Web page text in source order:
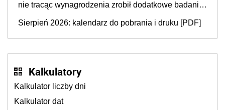
nie tracąc wynagrodzenia zrobił dodatkowe badania.
Sierpień 2026: kalendarz do pobrania i druku [PDF]
Kalkulatory
Kalkulator liczby dni
Kalkulator dat